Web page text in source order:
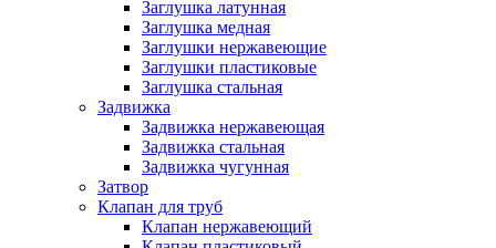
Заглушка латунная
Заглушка медная
Заглушки нержавеющие
Заглушки пластиковые
Заглушка стальная
Задвижка
Задвижка нержавеющая
Задвижка стальная
Задвижка чугунная
Затвор
Клапан для труб
Клапан нержавеющий